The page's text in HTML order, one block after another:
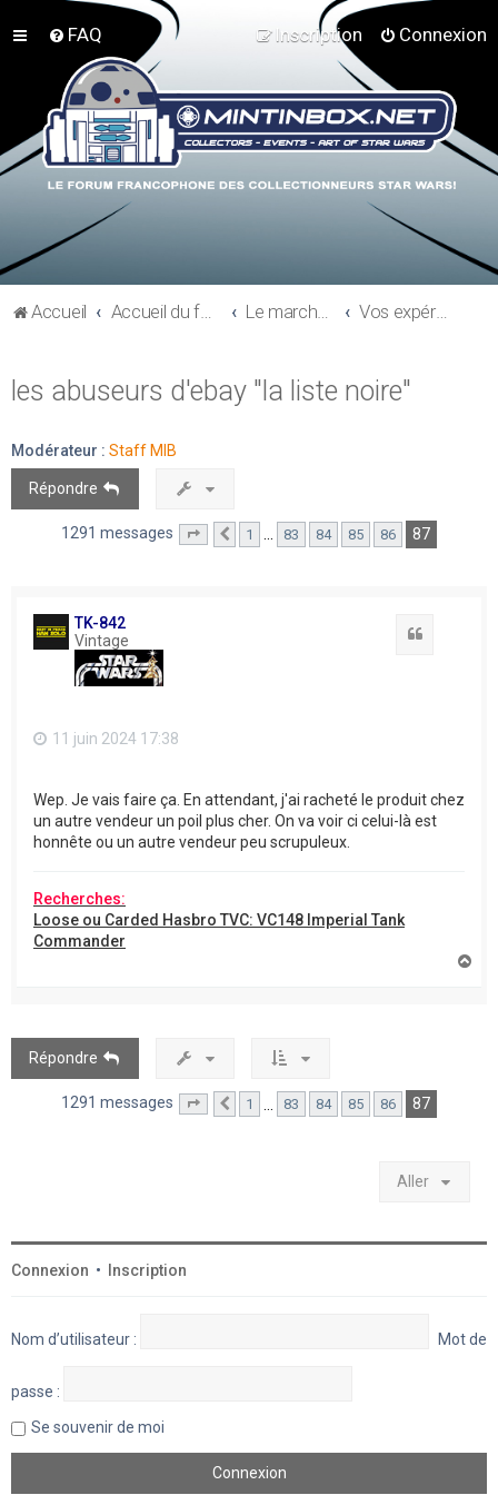
FAQ Connexion
Inscription
Accueil Accueil du forum Le marché du collectionneur Vos expériences
les abuseurs d'ebay "la liste noire"
Modérateur : Staff MIB
Répondre
1291 messages Page 87 sur 87
Précédent
1 … 83 84 85 86 87
TK-842
Vintage
11 juin 2024 17:38
Wep. Je vais faire ça. En attendant, j'ai racheté le produit chez
un autre vendeur un poil plus cher. On va voir ci celui-là est
honnête ou un autre vendeur peu scrupuleux.
Recherches:
Loose ou Carded Hasbro TVC: VC148 Imperial Tank
Commander
Répondre
1291 messages Page 87 sur 87
Précédent
1 83 84 85 86 87
Aller
Connexion • Inscription
Nom d’utilisateur : Mot de
passe :
Se souvenir de moi